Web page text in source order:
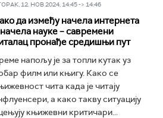
12. НОВ 2024, 14:45 -> 14:46
да између начела интернета
науке – савремени
пронађе средишњи пут
напољу је за топли кутак уз
филм или књигу. Како се
чита када је читају
а како такву ситуацију
књижевни критичари...